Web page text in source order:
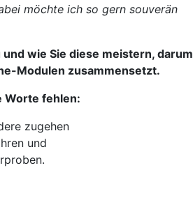
möchte ich so gern souverän
wie Sie diese meistern, darum
Modulen zusammensetzt.
Worte fehlen:
zugehen
und